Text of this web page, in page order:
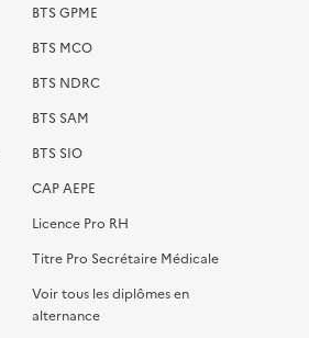
BTS GPME
BTS MCO
BTS NDRC
BTS SAM
BTS SIO
CAP AEPE
Licence Pro RH
Titre Pro Secrétaire Médicale
Voir tous les diplômes en
alternance